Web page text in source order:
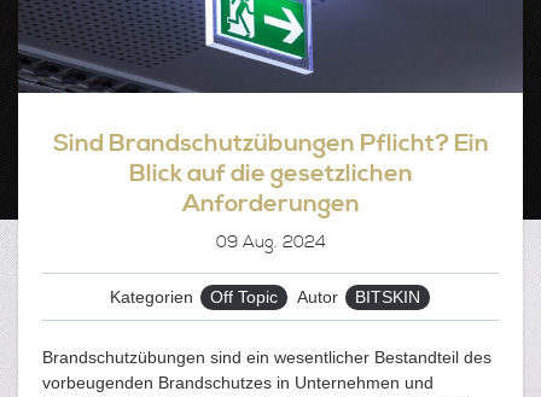
Sind Brandschutzübungen Pflicht? Ein
Blick auf die gesetzlichen
Anforderungen
09 Aug. 2024
Kategorien Off Topic Autor BITSKIN
Brandschutzübungen sind ein wesentlicher Bestandteil des
vorbeugenden Brandschutzes in Unternehmen und